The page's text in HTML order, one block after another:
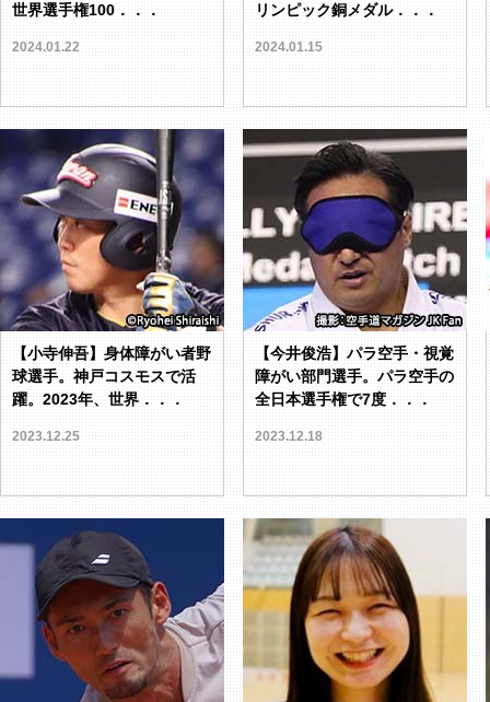
世界選手権100．．．
2024.01.22
リンピック銅メダル．．．
2024.01.15
【小寺伸吾】身体障がい者野
球選手。神戸コスモスで活
躍。2023年、世界．．．
2023.12.25
【今井俊浩】パラ空手・視覚
障がい部門選手。パラ空手の
全日本選手権で7度．．．
2023.12.18